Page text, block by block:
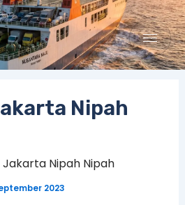
Nipah
Jakarta Nipah Nipah
2023